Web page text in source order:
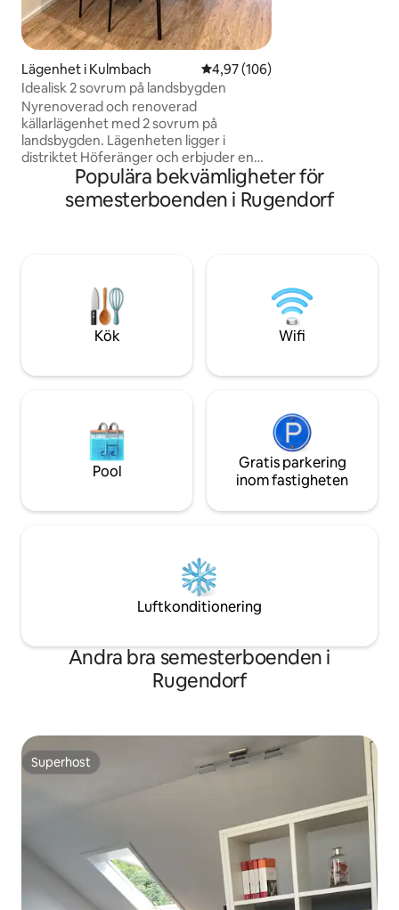
Lägenhet i Kulmbach 4,97 av 5 i genomsnittligt
4,97 (106)
Idealisk 2 sovrum på landsbygden
Nyrenoverad och renoverad
källarlägenhet med 2 sovrum på
landsbygden. Lägenheten ligger i
distriktet Höferänger och erbjuder en
perfekt utgångspunkt för
vandringar/snöturer/skidturer i
Frankenwald och Fichtelgebirge.
ligger ca 5 km bort. Städerna Bayreuth
och Kronach ligger på 30 och 20 min
vardera. restid.
Populära bekvämligheter för
semesterboenden i Rugendorf
Kök Wifi
Pool
Gratis parkering
inom fastigheten
Luftkonditionering
Andra bra semesterboenden i
Rugendorf
Superhost
Superhost